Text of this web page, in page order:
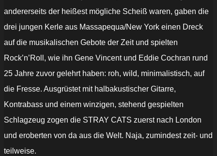
andererseits der heißest mögliche Scheiß waren, gaben die
drei jungen Kerle aus Massapequa/New York einen Dreck
auf die musikalischen Gebote der Zeit und spielten
Rock’n’Roll, wie ihn Gene Vincent und Eddie Cochran rund
25 Jahre zuvor gelehrt haben: roh, wild, minimalistisch, auf
die Fresse. Ausgrüstet mit halbakustischer Gitarre,
Kontrabass und einem winzigen, stehend gespielten
Schlagzeug zogen die STRAY CATS zuerst nach London
und eroberten von da aus die Welt. Naja, zumindest zeit- und
teilweise.